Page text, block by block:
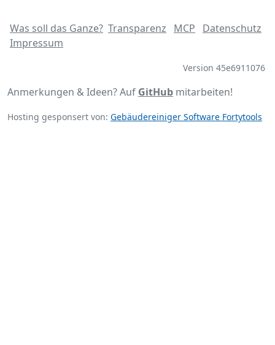
Was soll das Ganze? Transparenz MCP
Datenschutz
Impressum
Version 45e6911076
Anmerkungen & Ideen? Auf GitHub mitarbeiten!
Hosting gesponsert von: Gebäudereiniger Software Fortytools